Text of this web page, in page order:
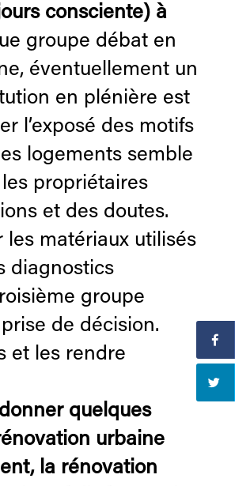
consciente) à
groupe débat en
éventuellement un
en plénière est
l’exposé des motifs
logements semble
propriétaires
et des doutes.
les matériaux utilisés
diagnostics
groupe
de décision.
et les rendre
quelques
urbaine
la rénovation